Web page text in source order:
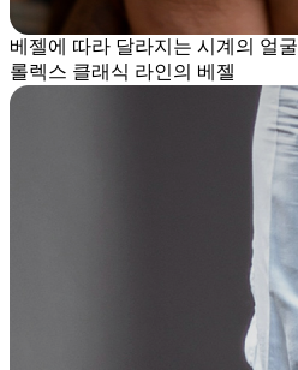
베젤에 따라 달라지는 시계의 얼굴
롤렉스 클래식 라인의 베젤